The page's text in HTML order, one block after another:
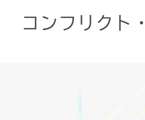
コンフリクト